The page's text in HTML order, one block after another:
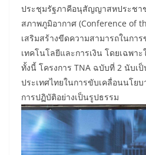
ประชุมรัฐภาคีอนุสัญญาสหประชา
สภาพภูมิอากาศ (Conference of
เสริมสร้างขีดความสามารถในกา
เทคโนโลยีและการเงิน โดยเฉพา
ทั้งนี้ โครงการ TNA ฉบับที่ 2 นับเ
ประเทศไทยในการขับเคลื่อนนโย
การปฏิบัติอย่างเป็นรูปธรรม